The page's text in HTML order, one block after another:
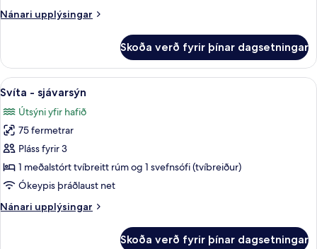
Nánari upplýsingar
Nánari
svíta
sjávarsýn
Skoða verð fyrir þínar dagsetningar
Skoða
allar
myndir
fyrir
Svíta
-
sjávarsýn
Svíta - sjávarsýn | 1 svefnherbergi,
5
Svíta - sjávarsýn
Útsýni yfir hafið
75 fermetrar
Pláss fyrir 3
1 meðalstórt tvíbreitt rúm og 1 svefnsófi (tvíbreiður)
Ókeypis þráðlaust net
Nánari upplýsingar
Nánari
Skoða verð fyrir þínar dagsetningar